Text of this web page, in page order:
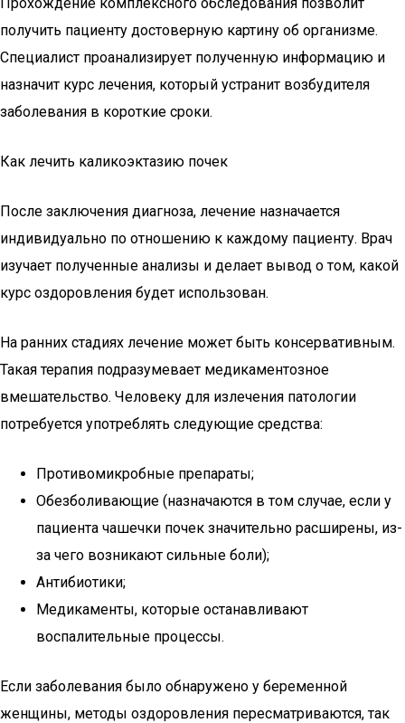
получить пациенту достоверную картину об организме.
Специалист проанализирует полученную информацию и
назначит курс лечения, который устранит возбудителя
заболевания в короткие сроки.
Как лечить каликоэктазию почек
После заключения диагноза, лечение назначается
индивидуально по отношению к каждому пациенту. Врач
изучает полученные анализы и делает вывод о том, какой
курс оздоровления будет использован.
На ранних стадиях лечение может быть консервативным.
Такая терапия подразумевает медикаментозное
вмешательство. Человеку для излечения патологии
потребуется употреблять следующие средства:
Противомикробные препараты;
Обезболивающие (назначаются в том случае, если у
пациента чашечки почек значительно расширены, из-
за чего возникают сильные боли);
Антибиотики;
Медикаменты, которые останавливают
воспалительные процессы.
Если заболевания было обнаружено у беременной
женщины, методы оздоровления пересматриваются, так